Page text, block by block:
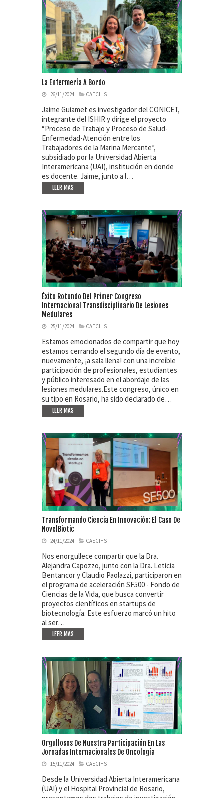
La Enfermería A Bordo
26/11/2024 CAECIHS
Jaime Guiamet es investigador del CONICET,
integrante del ISHIR y dirige el proyecto
“Proceso de Trabajo y Proceso de Salud-
Enfermedad-Atención entre los
Trabajadores de la Marina Mercante”,
subsidiado por la Universidad Abierta
Interamericana (UAI), institución en donde
es docente. Jaime, junto a l…
LEER MAS
Éxito Rotundo Del Primer Congreso
Internacional Transdisciplinario De Lesiones
Medulares
25/11/2024 CAECIHS
Estamos emocionados de compartir que hoy
estamos cerrando el segundo día de evento,
nuevamente, ¡a sala llena! con una increíble
participación de profesionales, estudiantes
y público interesado en el abordaje de las
lesiones medulares.Este congreso, único en
su tipo en Rosario, ha sido declarado de…
LEER MAS
Transformando Ciencia En Innovación: El Caso De
NovelBiotic
24/11/2024 CAECIHS
Nos enorgullece compartir que la Dra.
Alejandra Capozzo, junto con la Dra. Leticia
Bentancor y Claudio Paolazzi, participaron en
el programa de aceleración SF500 - Fondo de
Ciencias de la Vida, que busca convertir
proyectos científicos en startups de
biotecnología. Este esfuerzo marcó un hito
al ser…
LEER MAS
Orgullosos De Nuestra Participación En Las
Jornadas Internacionales De Oncología
15/11/2024 CAECIHS
Desde la Universidad Abierta Interamericana
(UAI) y el Hospital Provincial de Rosario,